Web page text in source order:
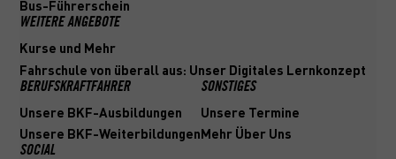
Bus-Führerschein
WEITERE ANGEBOTE
Kurse und Mehr
Fahrschule von überall aus: Unser Digitales Lernkonzept
BERUFSKRAFTFAHRER
Unsere BKF-Ausbildungen
Unsere BKF-Weiterbildungen
SONSTIGES
Unsere Termine
Mehr Über Uns
SOCIAL